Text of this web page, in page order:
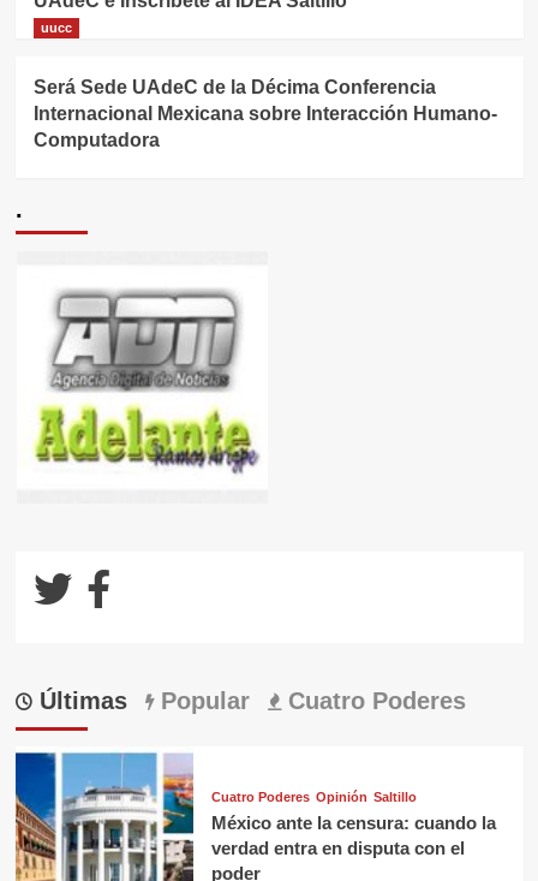
uucc
Será Sede UAdeC de la Décima Conferencia
Internacional Mexicana sobre Interacción Humano-
Computadora
.
Últimas Popular Cuatro Poderes
Cuatro Poderes Opinión Saltillo
México ante la censura: cuando la
verdad entra en disputa con el
poder